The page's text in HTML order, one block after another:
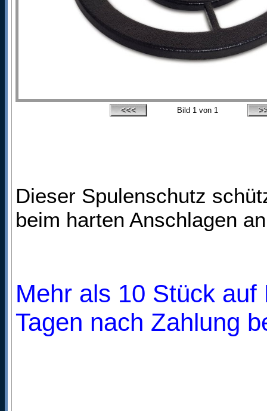
Bild 1von 1
Dieser Spulenschutz
beim harten Anschlagen
Mehr als 10 Stück
Tagen nach Zahlung